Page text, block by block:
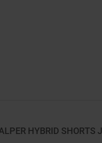
HYBRID SHORTS